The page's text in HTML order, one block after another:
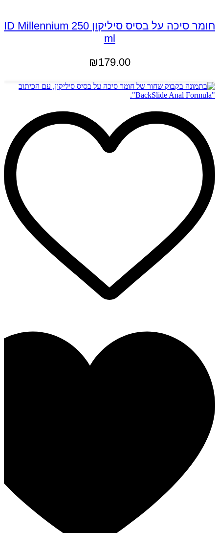
חומר סיכה על בסיס סיליקון ID Millennium 250
ml
₪179.00